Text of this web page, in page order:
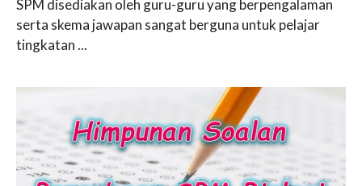
SPM disediakan oleh guru-guru yang berpengalaman
serta skema jawapan sangat berguna untuk pelajar
tingkatan ...